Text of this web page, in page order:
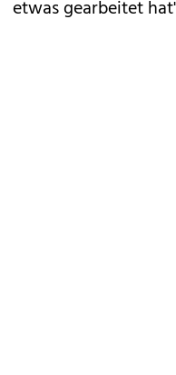
etwas gearbeitet